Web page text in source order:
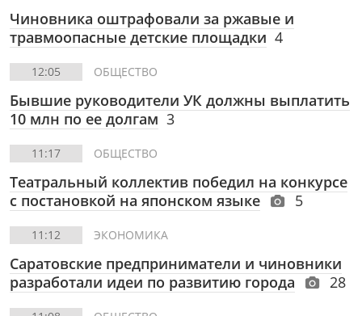
Чиновника оштрафовали за ржавые и
травмоопасные детские площадки 4
12:05 ОБЩЕСТВО
Бывшие руководители УК должны выплатить
10 млн по ее долгам 3
11:17 ОБЩЕСТВО
Театральный коллектив победил на конкурсе
с постановкой на японском языке
5
11:12 ЭКОНОМИКА
Саратовские предприниматели и чиновники
разработали идеи по развитию города
28